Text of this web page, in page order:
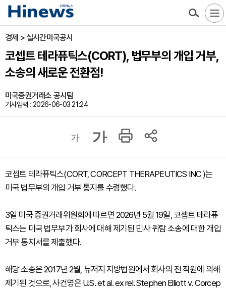
경제 > 실시간미국공시
코셉트 테라퓨틱스(CORT), 법무부의 개입 거부,
소송의 새로운 전환점!
미국증권거래소 공시팀
기사입력 : 2026-06-03 21:24
가 가
코셉트 테라퓨틱스(CORT, CORCEPT THERAPEUTICS INC )는
미국 법무부의 개입 거부 통지를 수령했다.
3일 미국 증권거래위원회에 따르면 2026년 5월 19일, 코셉트 테라퓨
틱스는 미국 법무부가 회사에 대해 제기된 민사 퀴탐 소송에 대한 개입
거부 통지서를 제출했다.
해당 소송은 2017년 2월, 뉴저지 지방법원에서 회사의 전 직원에 의해
제기된 것으로, 사건명은 U.S. et al. ex rel. Stephen Elliott v. Corcep